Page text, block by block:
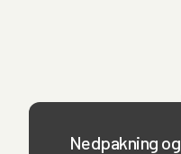
Nedpakning og